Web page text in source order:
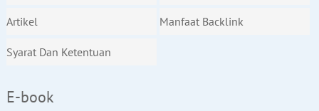
Artikel Manfaat Backlink
Syarat Dan Ketentuan
E-book